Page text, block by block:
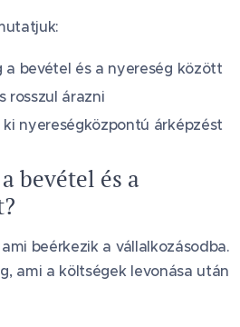
a bevétel és a nyereség között
rosszul árazni
nyereségközpontú árképzést
bevétel és a
beérkezik a vállalkozásodba.
ami a költségek levonása után